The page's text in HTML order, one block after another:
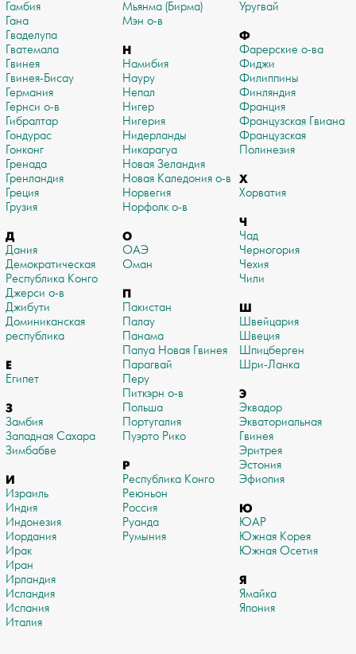
Гамбия
Гана
Гваделупа
Гватемала
Гвинея
Гвинея-Бисау
Германия
Гернси о-в
Гибралтар
Гондурас
Гонконг
Гренада
Гренландия
Греция
Грузия
Д
Дания
Демократическая
Республика Конго
Джерси о-в
Джибути
Доминиканская
республика
Е
Египет
З
Замбия
Западная Сахара
Зимбабве
И
Израиль
Индия
Индонезия
Иордания
Ирак
Иран
Ирландия
Исландия
Испания
Италия
Мьянма (Бирма)
Мэн о-в
Н
Намибия
Науру
Непал
Нигер
Нигерия
Нидерланды
Никарагуа
Новая Зеландия
Новая Каледония о-в
Норвегия
Норфолк о-в
О
ОАЭ
Оман
П
Пакистан
Палау
Панама
Папуа Новая Гвинея
Парагвай
Перу
Питкэрн о-в
Польша
Португалия
Пуэрто Рико
Р
Республика Конго
Реюньон
Россия
Руанда
Румыния
Уругвай
Ф
Фарерские о-ва
Фиджи
Филиппины
Финляндия
Франция
Французская Гвиана
Французская
Полинезия
Х
Хорватия
Ч
Чад
Черногория
Чехия
Чили
Ш
Швейцария
Швеция
Шпицберген
Шри-Ланка
Э
Эквадор
Экваториальная
Гвинея
Эритрея
Эстония
Эфиопия
Ю
ЮАР
Южная Корея
Южная Осетия
Я
Ямайка
Япония